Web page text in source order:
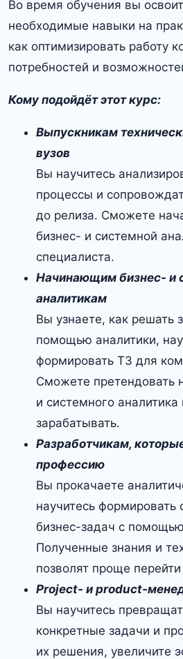
Во время обучения вы
необходимые навыки на
как оптимизировать работу
потребностей и
Кому подойдёт этот курс:
Выпускникам
вузов
Вы научитесь
процессы и
до релиза. Сможете
бизнес- и системной
специалиста.
Начинающим бизнес- и
аналитикам
Вы узнаете, как решать
помощью аналитики,
формировать ТЗ для
Сможете претендовать
и системного
зарабатывать.
Разработчикам,
профессию
Вы прокачаете
научитесь
бизнес-задач с
Полученные знания и
позволят проще
Project- и product-
Вы научитесь
конкретные задачи и
их решения, увеличите